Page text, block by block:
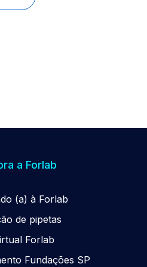
a Forlab
(a) à Forlab
de pipetas
Forlab
Fundações SP